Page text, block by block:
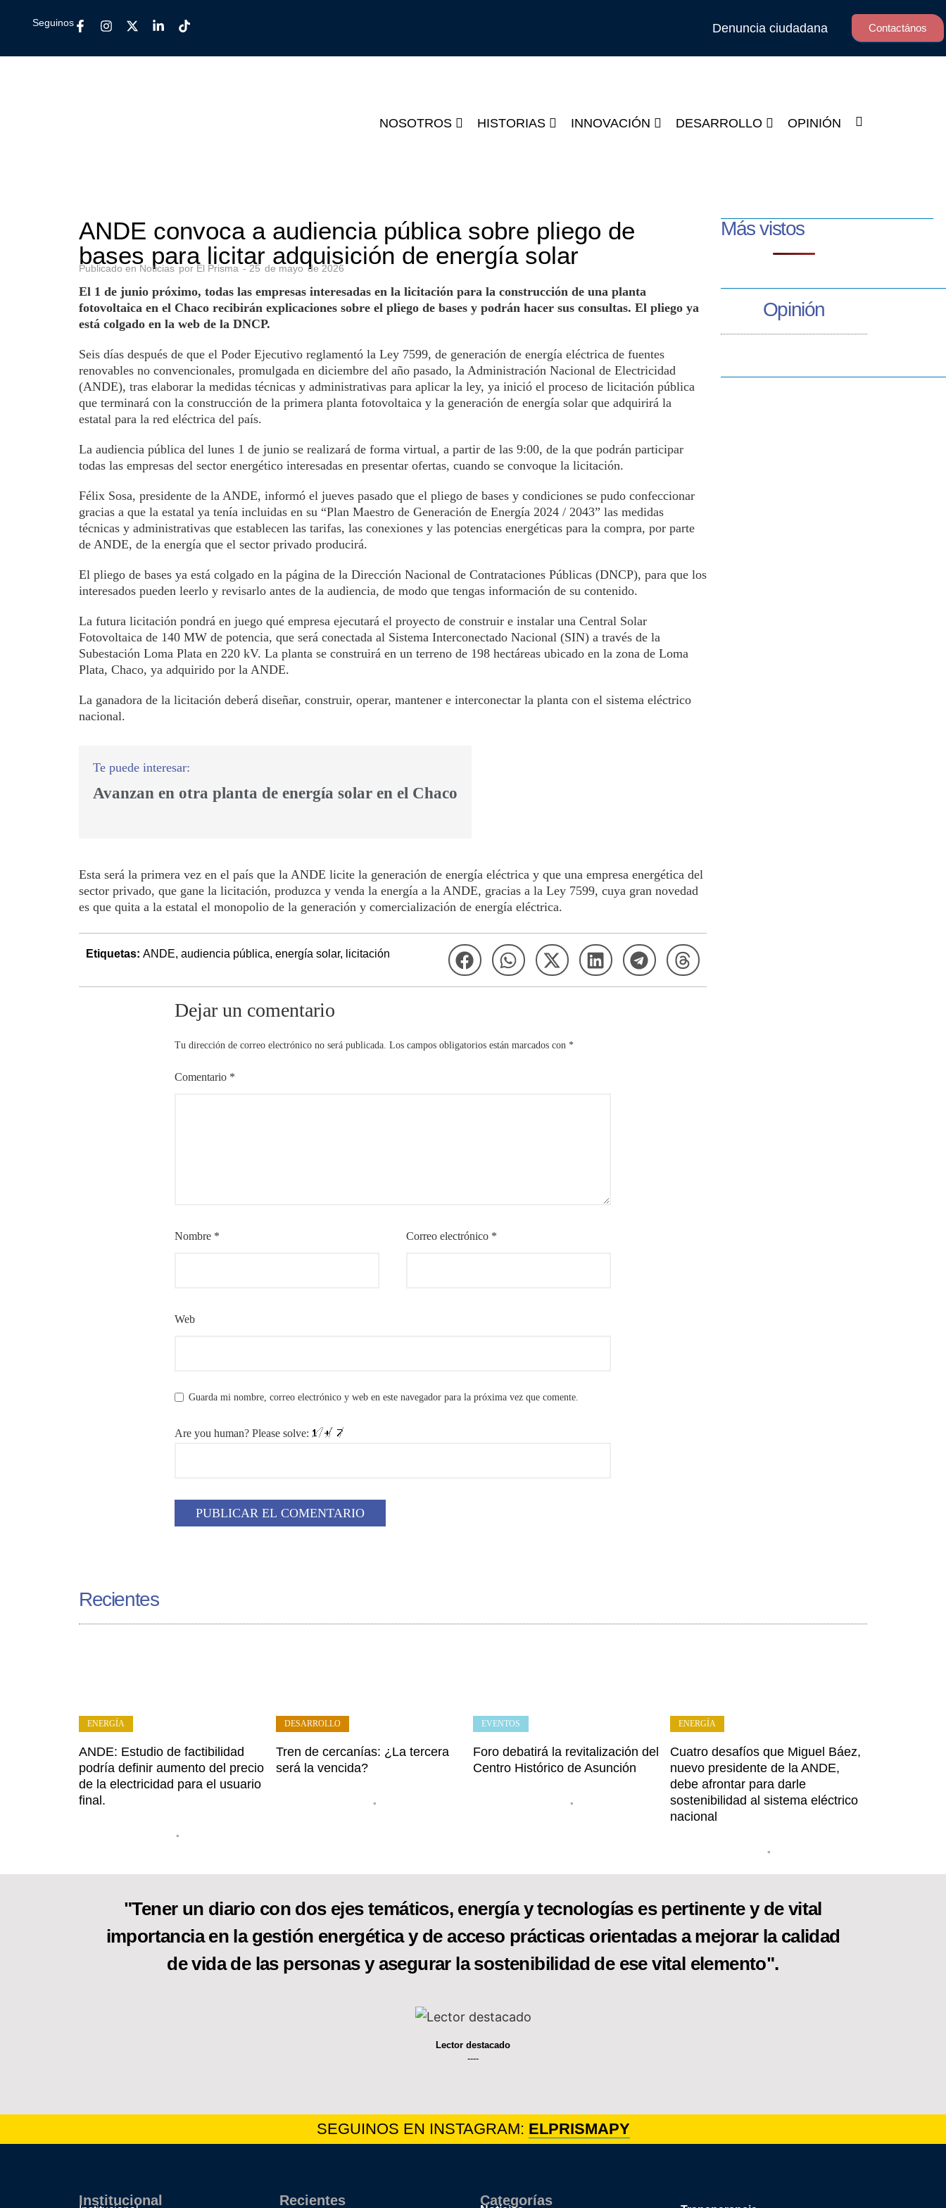
Seguinos Denuncia ciudadana Contactános
NOSOTROS HISTORIAS INNOVACIÓN DESARROLLO OPINIÓN
ANDE convoca a audiencia pública sobre pliego de
bases para licitar adquisición de energía solar
Publicado en Noticias por El Prisma - 25 de mayo de 2026
El 1 de junio próximo, todas las empresas interesadas en la licitación para la construcción de una planta
fotovoltaica en el Chaco recibirán explicaciones sobre el pliego de bases y podrán hacer sus consultas. El pliego ya
está colgado en la web de la DNCP.
Seis días después de que el Poder Ejecutivo reglamentó la Ley 7599, de generación de energía eléctrica de fuentes
renovables no convencionales, promulgada en diciembre del año pasado, la Administración Nacional de Electricidad
(ANDE), tras elaborar la medidas técnicas y administrativas para aplicar la ley, ya inició el proceso de licitación pública
que terminará con la construcción de la primera planta fotovoltaica y la generación de energía solar que adquirirá la
estatal para la red eléctrica del país.
La audiencia pública del lunes 1 de junio se realizará de forma virtual, a partir de las 9:00, de la que podrán participar
todas las empresas del sector energético interesadas en presentar ofertas, cuando se convoque la licitación.
Félix Sosa, presidente de la ANDE, informó el jueves pasado que el pliego de bases y condiciones se pudo confeccionar
gracias a que la estatal ya tenía incluidas en su “Plan Maestro de Generación de Energía 2024 / 2043” las medidas
técnicas y administrativas que establecen las tarifas, las conexiones y las potencias energéticas para la compra, por parte
de ANDE, de la energía que el sector privado producirá.
El pliego de bases ya está colgado en la página de la Dirección Nacional de Contrataciones Públicas (DNCP), para que los
interesados pueden leerlo y revisarlo antes de la audiencia, de modo que tengas información de su contenido.
La futura licitación pondrá en juego qué empresa ejecutará el proyecto de construir e instalar una Central Solar
Fotovoltaica de 140 MW de potencia, que será conectada al Sistema Interconectado Nacional (SIN) a través de la
Subestación Loma Plata en 220 kV. La planta se construirá en un terreno de 198 hectáreas ubicado en la zona de Loma
Plata, Chaco, ya adquirido por la ANDE.
La ganadora de la licitación deberá diseñar, construir, operar, mantener e interconectar la planta con el sistema eléctrico
nacional.
Avanzan en otra planta de energía solar en el Chaco
Esta será la primera vez en el país que la ANDE licite la generación de energía eléctrica y que una empresa energética del
sector privado, que gane la licitación, produzca y venda la energía a la ANDE, gracias a la Ley 7599, cuya gran novedad
es que quita a la estatal el monopolio de la generación y comercialización de energía eléctrica.
Etiquetas: ANDE, audiencia pública, energía solar, licitación
Dejar un comentario
Tu dirección de correo electrónico no será publicada. Los campos obligatorios están marcados con *
Comentario *
Nombre * Correo electrónico *
Web
Guarda mi nombre, correo electrónico y web en este navegador para la próxima vez que comente.
Are you human? Please solve:
Más vistos
Opinión
Recientes
ANDE: Estudio de factibilidad
podría definir aumento del precio
de la electricidad para el usuario
final.
•
ENERGÍA
Tren de cercanías: ¿La tercera
será la vencida?
•
DESARROLLO
Foro debatirá la revitalización del
Centro Histórico de Asunción
•
EVENTOS
Cuatro desafíos que Miguel Báez,
nuevo presidente de la ANDE,
debe afrontar para darle
sostenibilidad al sistema eléctrico
nacional
•
ENERGÍA
"Tener un diario con dos ejes temáticos, energía y tecnologías es pertinente y de vital
importancia en la gestión energética y de acceso prácticas orientadas a mejorar la calidad
de vida de las personas y asegurar la sostenibilidad de ese vital elemento".
Lector destacado
----
SEGUINOS EN INSTAGRAM: ELPRISMAPY
Institucional Recientes Categorías